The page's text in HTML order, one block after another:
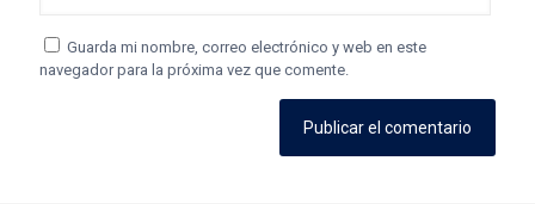
Guarda mi nombre, correo electrónico y web en este
navegador para la próxima vez que comente.